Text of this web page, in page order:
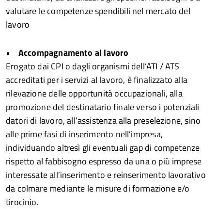
valutare le competenze spendibili nel mercato del
lavoro
• Accompagnamento al lavoro
Erogato dai CPI o dagli organismi dell’ATI / ATS
accreditati per i servizi al lavoro, è finalizzato alla
rilevazione delle opportunità occupazionali, alla
promozione del destinatario finale verso i potenziali
datori di lavoro, all’assistenza alla preselezione, sino
alle prime fasi di inserimento nell’impresa,
individuando altresì gli eventuali gap di competenze
rispetto al fabbisogno espresso da una o più imprese
interessate all’inserimento e reinserimento lavorativo
da colmare mediante le misure di formazione e/o
tirocinio.